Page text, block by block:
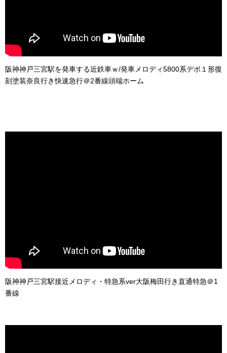
阪神神戸三宮駅を発車する近鉄車ｗ/発車メロディ5800系デボ１形復
刻塗装奈良行き快速急行＠2番線頭端ホーム
阪神神戸三宮駅接近メロディ・特急系ver大阪梅田行き直通特急＠1
番線